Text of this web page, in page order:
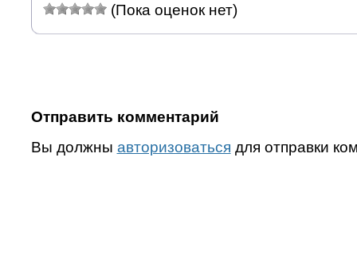
(Пока оценок нет)
Отправить комментарий
Вы должны авторизоваться для отправки